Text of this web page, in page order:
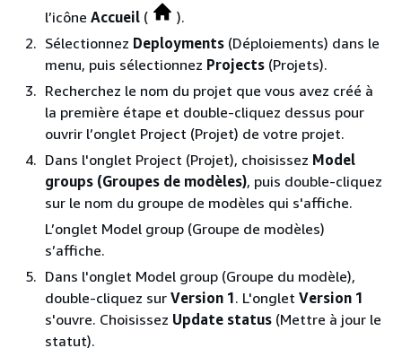
l’icône Accueil (
).
Sélectionnez Deployments (Déploiements) dans le
menu, puis sélectionnez Projects (Projets).
Recherchez le nom du projet que vous avez créé à
la première étape et double-cliquez dessus pour
ouvrir l’onglet Project (Projet) de votre projet.
Dans l'onglet Project (Projet), choisissez Model
groups (Groupes de modèles), puis double-cliquez
sur le nom du groupe de modèles qui s'affiche.
L’onglet Model group (Groupe de modèles)
s’affiche.
Dans l'onglet Model group (Groupe du modèle),
double-cliquez sur Version 1. L'onglet Version 1
s'ouvre. Choisissez Update status (Mettre à jour le
statut).